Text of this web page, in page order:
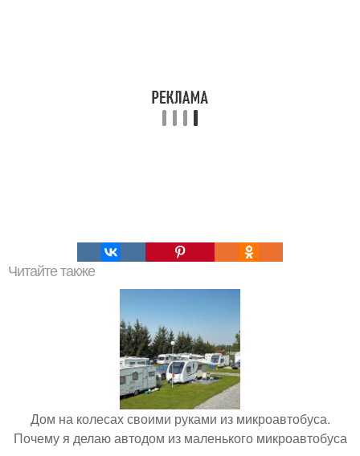
Читайте также
Дом на колесах своими руками из микроавтобуса.
Почему я делаю автодом из маленького микроавтобуса